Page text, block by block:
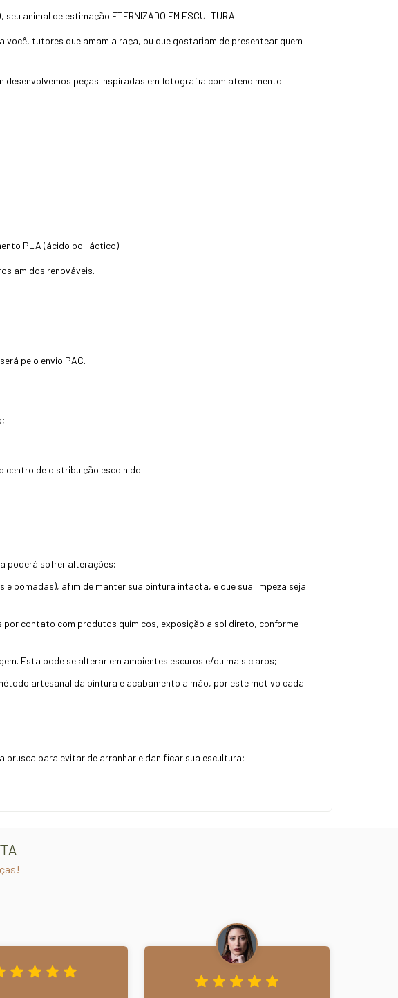
animal de estimação ETERNIZADO EM ESCULTURA!
você, tutores que amam a raça, ou que gostariam de presentear quem
peças inspiradas em fotografia com atendimento
PLA (ácido poliláctico).
amidos renováveis.
pelo envio PAC.
centro de distribuição escolhido.
poderá sofrer alterações;
pomadas), afim de manter sua pintura intacta, e que sua limpeza seja
contato com produtos químicos, exposição a sol direto, conforme
Esta pode se alterar em ambientes escuros e/ou mais claros;
artesanal da pintura e acabamento a mão, por este motivo cada
brusca para evitar de arranhar e danificar sua escultura;